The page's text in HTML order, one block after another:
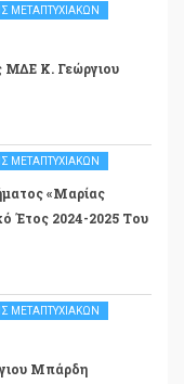
ΜΕΤΑΠΤΥΧΙΑΚΏΝ
ΜΔΕ Κ. Γεώργιου
ΜΕΤΑΠΤΥΧΙΑΚΏΝ
«Μαρίας
Έτος 2024-2025 Του
ΜΕΤΑΠΤΥΧΙΑΚΏΝ
Μπάρδη